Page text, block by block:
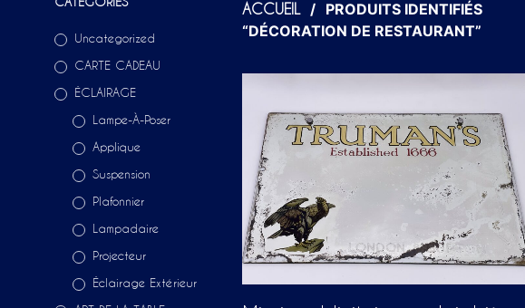
Uncategorized
CARTE CADEAU
ÉCLAIRAGE
Lampe-À-Poser
Applique
Suspension
Plafonnier
Lampadaire
Projecteur
Éclairage Extérieur
ACCUEIL / PRODUITS IDENTIFIÉS
“DÉCORATION DE RESTAURANT”